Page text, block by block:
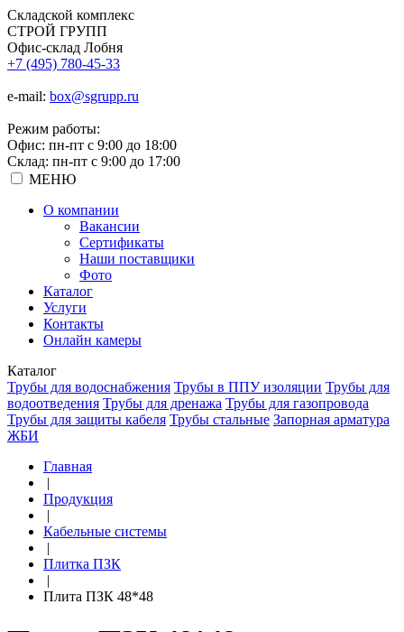
Складской комплекс
СТРОЙ ГРУПП
Офис-склад Лобня
+7 (495) 780-45-33
e-mail: box@sgrupp.ru
Режим работы:
Офис: пн-пт с 9:00 до 18:00
Склад: пн-пт с 9:00 до 17:00
МЕНЮ
О компании
Вакансии
Сертификаты
Наши поставщики
Фото
Каталог
Услуги
Контакты
Онлайн камеры
Каталог
Трубы для водоснабжения Трубы в ППУ изоляции Трубы для
водоотведения Трубы для дренажа Трубы для газопровода
Трубы для защиты кабеля Трубы стальные Запорная арматура
ЖБИ
Главная
|
Продукция
|
Кабельные системы
|
Плитка ПЗК
|
Плита ПЗК 48*48